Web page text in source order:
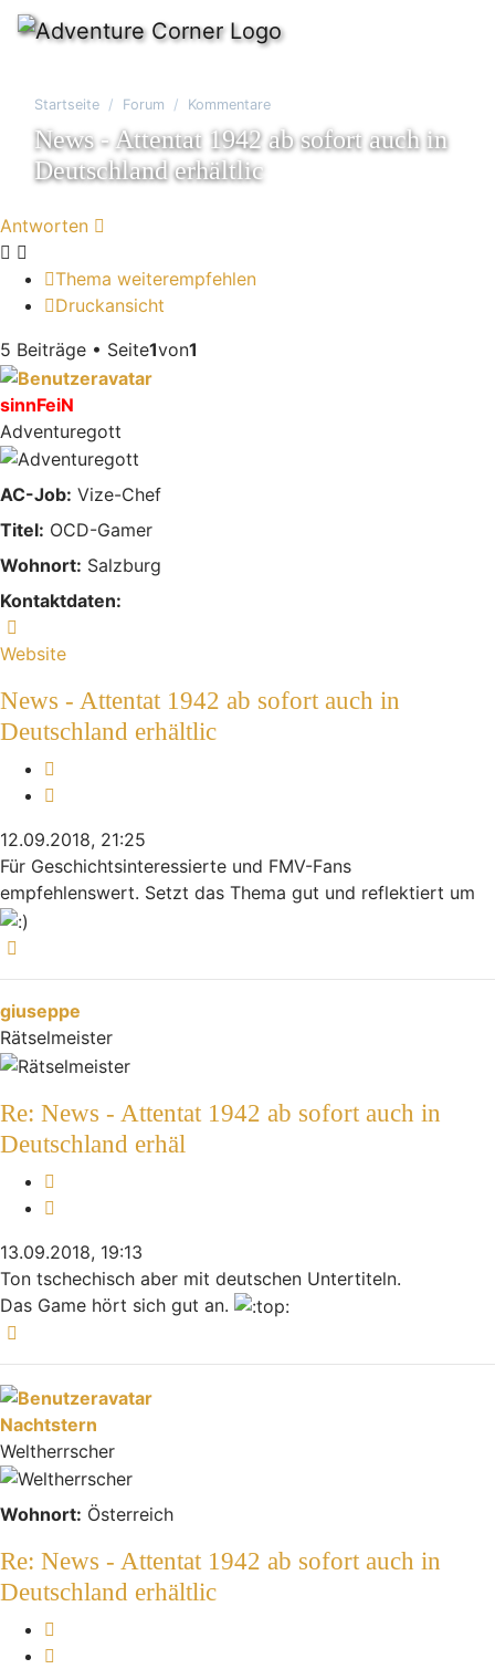
Startseite Forum Kommentare
News - Attentat 1942 ab sofort auch in
Deutschland erhältlic
Antworten
Thema weiterempfehlen
Druckansicht
5 Beiträge • Seite1von1
sinnFeiN
Adventuregott
AC-Job: Vize-Chef
Titel: OCD-Gamer
Wohnort: Salzburg
Kontaktdaten:
Website
News - Attentat 1942 ab sofort auch in
Deutschland erhältlic
12.09.2018, 21:25
Für Geschichtsinteressierte und FMV-Fans
empfehlenswert. Setzt das Thema gut und reflektiert um
giuseppe
Rätselmeister
Re: News - Attentat 1942 ab sofort auch in
Deutschland erhäl
13.09.2018, 19:13
Ton tschechisch aber mit deutschen Untertiteln.
Das Game hört sich gut an.
Nachtstern
Weltherrscher
Wohnort: Österreich
Re: News - Attentat 1942 ab sofort auch in
Deutschland erhältlic